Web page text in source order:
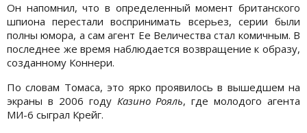
Он напомнил, что в определенный момент британского
шпиона перестали воспринимать всерьез, серии были
полны юмора, а сам агент Ее Величества стал комичным. В
последнее же время наблюдается возвращение к образу,
созданному Коннери.
По словам Томаса, это ярко проявилось в вышедшем на
экраны в 2006 году Казино Рояль, где молодого агента
МИ-6 сыграл Крейг.